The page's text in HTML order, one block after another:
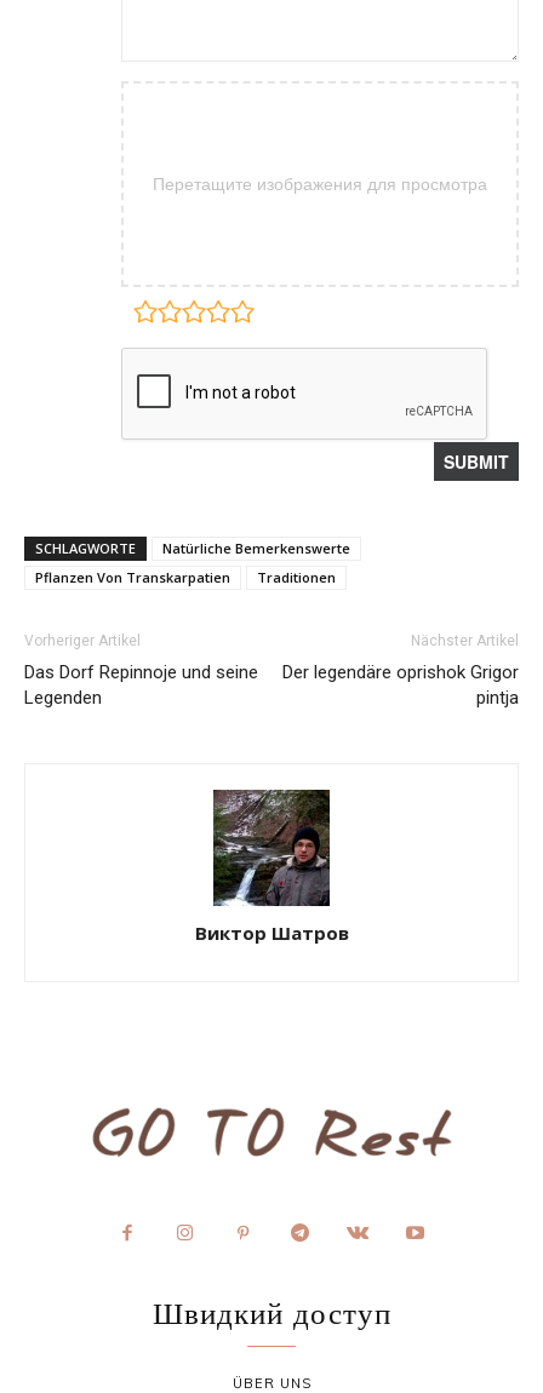
Перетащите изображения для просмотра
SCHLAGWORTE
Natürliche Bemerkenswerte
Pflanzen Von Transkarpatien
Traditionen
Vorheriger Artikel
Das Dorf Repinnoje und seine
Legenden
Nächster Artikel
Der legendäre oprishok Grigor
pintja
Виктор Шатров
Швидкий доступ
ÜBER UNS